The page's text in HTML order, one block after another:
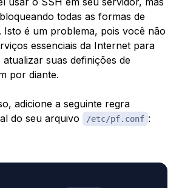
todas as formas de
Isto é um problema, pois você não
essenciais da Internet para
suas definições de
por diante.
adicione a seguinte regra
do seu arquivo
/etc/pf.conf :